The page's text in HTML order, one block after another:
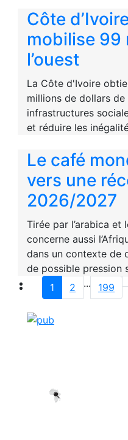
Côte
mobilise 99
l’ouest
La Côte d'Ivoire
millions de dollars
infrastructures
et réduire les
Le café
vers une
2026/2027
Tirée par l’arabica et
concerne aussi
dans un contexte de
de possible pression
1
2 ... 199